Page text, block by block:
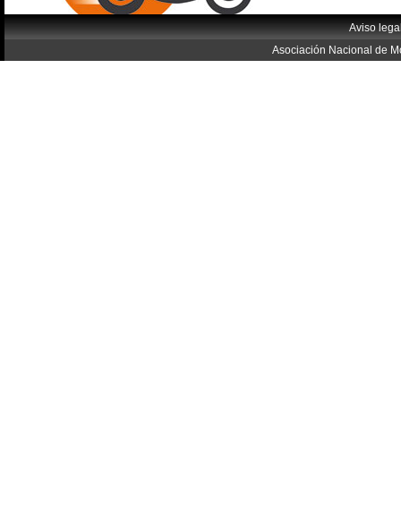
Aviso
Asociación Nacional de